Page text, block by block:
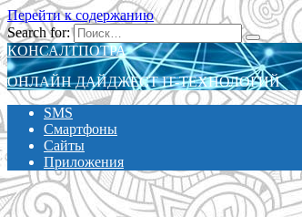
Перейти к содержанию
Search for:
КОНСАЛТПОТРА
ОНЛАЙН ДАЙДЖЕСТ IT-ТЕХНОЛОГИЙ
SMS
Смартфоны
Сайты
Приложения